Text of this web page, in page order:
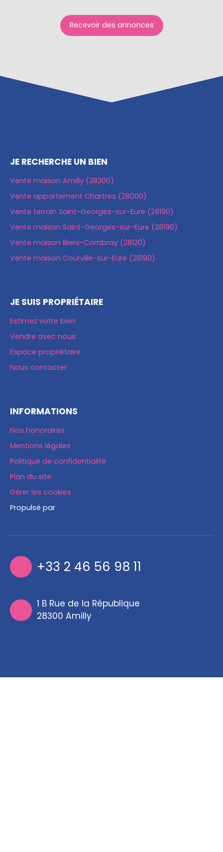
Recevoir des annonces
JE RECHERCHE UN BIEN
Vente maison Amilly (28300)
Vente appartement Chartres (28000)
Vente terrain Saint-Georges-sur-Eure (28190)
Vente maison Saint-Georges-sur-Eure (28190)
Vente maison Illiers-Combray (28120)
Vente maison Courville-sur-Eure (28190)
JE SUIS PROPRIÉTAIRE
Estimez votre bien
Vendre avec nous
Espace propriétaire
Nous contacter
INFORMATIONS
Nos honoraires
Mentions légales
Politique de confidentialité
Plan du site
Gérer les cookies
Propulsé par
+33 2 46 56 98 11
1 B Rue de la République
28300 Amilly